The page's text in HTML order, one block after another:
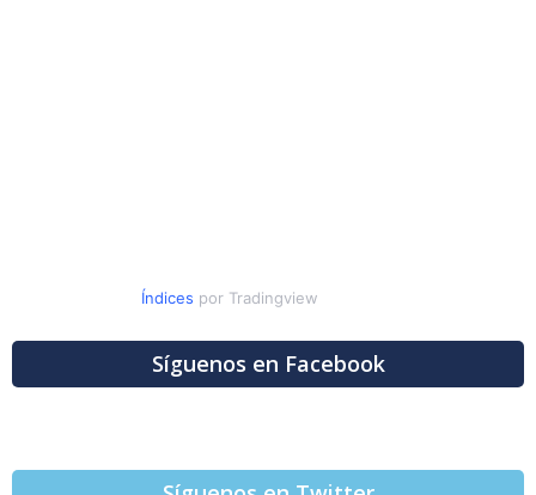
Índices por Tradingview
Síguenos en Facebook